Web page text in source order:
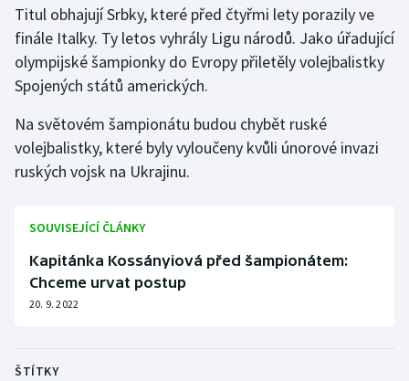
Titul obhajují Srbky, které před čtyřmi lety porazily ve
finále Italky. Ty letos vyhrály Ligu národů. Jako úřadující
olympijské šampionky do Evropy přiletěly volejbalistky
Spojených států amerických.
Na světovém šampionátu budou chybět ruské
volejbalistky, které byly vyloučeny kvůli únorové invazi
ruských vojsk na Ukrajinu.
SOUVISEJÍCÍ ČLÁNKY
Kapitánka Kossányiová před šampionátem:
Chceme urvat postup
20. 9. 2022
ŠTÍTKY